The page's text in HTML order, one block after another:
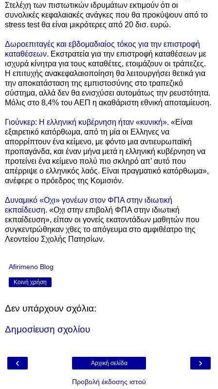
Στελέχη των πιστωτικών ιδρυμάτων εκτιμούν ότι οι
συνολικές κεφαλαιακές ανάγκες που θα προκύψουν από το
stress test θα είναι μικρότερες από 20 δισ. ευρώ.
Δωροεπιταγές και εβδομαδιαίος τόκος για την επιστροφή
καταθέσεων. Εκστρατεία για την επιστροφή καταθέσεων με
ισχυρά κίνητρα για τους καταθέτες, ετοιμάζουν οι τράπεζες.
Η επιτυχής ανακεφαλαιοποίηση θα λειτουργήσει θετικά για
την αποκατάσταση της εμπιστοσύνης στο τραπεζικό
σύστημα, αλλά δεν θα ενισχύσει αυτομάτως την ρευστότητα.
Μόλις στο 8,4% του ΑΕΠ η ακαθάριστη εθνική αποταμίευση.
Γιούνκερ: Η ελληνική κυβέρνηση ήταν «κυνική». «Είναι
εξαιρετικό κατόρθωμα, από τη μία οι Ελληνες να
απορρίπτουν ένα κείμενο, με φόντο μια αντιευρωπαϊκή
προπαγάνδα, και έναν μήνα μετά η ελληνική κυβέρνηση να
προτείνει ένα κείμενο πολύ πιο σκληρό απ’ αυτό που
απέρριψε ο ελληνικός λαός. Είναι πραγματικό κατόρθωμα»,
ανέφερε ο πρόεδρος της Κομισιόν.
Δυναμικό «Οχι» γονέων στον ΦΠΑ στην ιδιωτική
εκπαίδευση. «Οχι στην επιβολή ΦΠΑ στην ιδιωτική
εκπαίδευση», είπαν οι γονείς εκατοντάδων μαθητών που
συγκεντρώθηκαν χθες το απόγευμα στο αμφιθέατρο της
Λεοντείου Σχολής Πατησίων.
Afirimeno Blog
Κοινή χρήση
Δεν υπάρχουν σχόλια:
Δημοσίευση σχολίου
‹ ›
Αρχική σελίδα
Προβολή έκδοσης ιστού